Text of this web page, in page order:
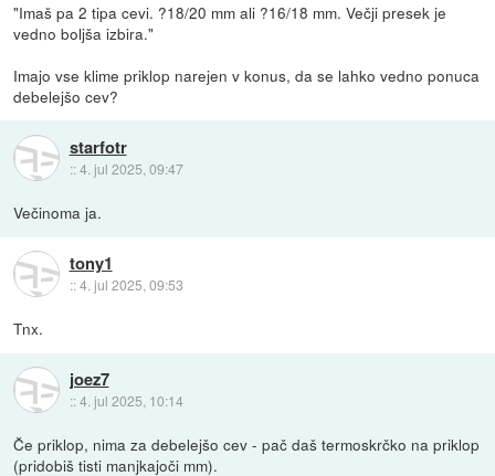
"Imaš pa 2 tipa cevi. ?18/20 mm ali ?16/18 mm. Večji presek je
vedno boljša izbira."
Imajo vse klime priklop narejen v konus, da se lahko vedno ponuca
debelejšo cev?
starfotr
::4. jul 2025, 09:47
Večinoma ja.
tony1
::4. jul 2025, 09:53
Tnx.
joez7
::4. jul 2025, 10:14
Če priklop, nima za debelejšo cev - pač daš termoskrčko na priklop
(pridobiš tisti manjkajoči mm).